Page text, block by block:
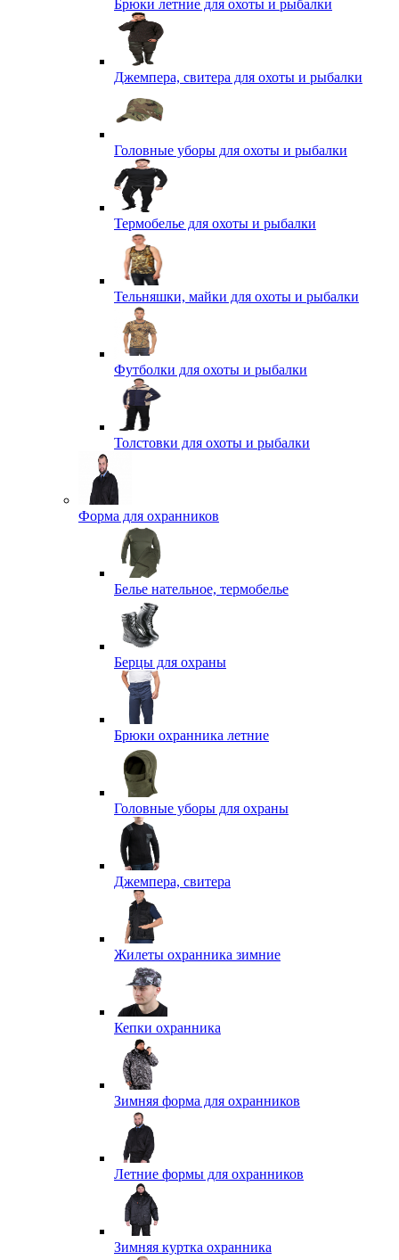
Брюки летние для охоты и рыбалки
Джемпера, свитера для охоты и рыбалки
Головные уборы для охоты и рыбалки
Термобелье для охоты и рыбалки
Тельняшки, майки для охоты и рыбалки
Футболки для охоты и рыбалки
Толстовки для охоты и рыбалки
Форма для охранников
Белье нательное, термобелье
Берцы для охраны
Брюки охранника летние
Головные уборы для охраны
Джемпера, свитера
Жилеты охранника зимние
Кепки охранника
Зимняя форма для охранников
Летние формы для охранников
Зимняя куртка охранника